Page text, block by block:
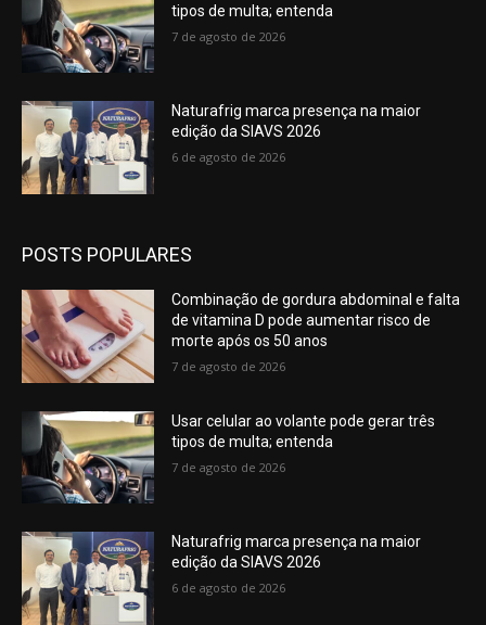
tipos de multa; entenda
7 de agosto de 2026
Naturafrig marca presença na maior
edição da SIAVS 2026
6 de agosto de 2026
POSTS POPULARES
Combinação de gordura abdominal e falta
de vitamina D pode aumentar risco de
morte após os 50 anos
7 de agosto de 2026
Usar celular ao volante pode gerar três
tipos de multa; entenda
7 de agosto de 2026
Naturafrig marca presença na maior
edição da SIAVS 2026
6 de agosto de 2026